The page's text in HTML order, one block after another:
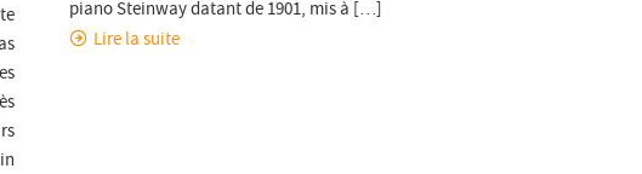
piano Steinway datant de 1901, mis à […]
Lire la suite